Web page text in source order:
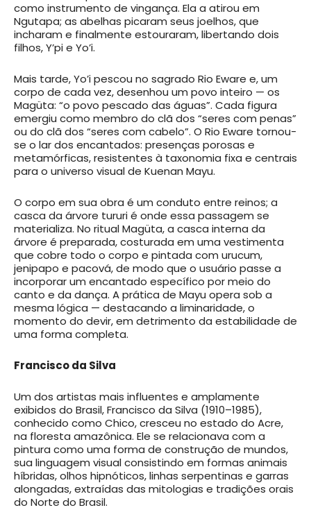
como instrumento de vingança. Ela a atirou em
Ngutapa; as abelhas picaram seus joelhos, que
incharam e finalmente estouraram, libertando dois
filhos, Y’pi e Yo’i.
Mais tarde, Yo’i pescou no sagrado Rio Eware e, um
corpo de cada vez, desenhou um povo inteiro — os
Magüta: “o povo pescado das águas”. Cada figura
emergiu como membro do clã dos “seres com penas”
ou do clã dos “seres com cabelo”. O Rio Eware tornou-
se o lar dos encantados: presenças porosas e
metamórficas, resistentes à taxonomia fixa e centrais
para o universo visual de Kuenan Mayu.
O corpo em sua obra é um conduto entre reinos; a
casca da árvore tururi é onde essa passagem se
materializa. No ritual Magüta, a casca interna da
árvore é preparada, costurada em uma vestimenta
que cobre todo o corpo e pintada com urucum,
jenipapo e pacová, de modo que o usuário passe a
incorporar um encantado específico por meio do
canto e da dança. A prática de Mayu opera sob a
mesma lógica — destacando a liminaridade, o
momento do devir, em detrimento da estabilidade de
uma forma completa.
Francisco da Silva
Um dos artistas mais influentes e amplamente
exibidos do Brasil, Francisco da Silva (1910–1985),
conhecido como Chico, cresceu no estado do Acre,
na floresta amazônica. Ele se relacionava com a
pintura como uma forma de construção de mundos,
sua linguagem visual consistindo em formas animais
híbridas, olhos hipnóticos, linhas serpentinas e garras
alongadas, extraídas das mitologias e tradições orais
do Norte do Brasil.